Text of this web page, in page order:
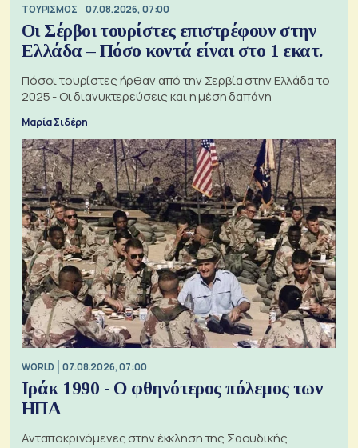
ΤΟΥΡΙΣΜΟΣ 07.08.2026, 07:00
Οι Σέρβοι τουρίστες επιστρέφουν στην
Ελλάδα – Πόσο κοντά είναι στο 1 εκατ.
Πόσοι τουρίστες ήρθαν από την Σερβία στην Ελλάδα το
2025 - Οι διανυκτερεύσεις και η μέση δαπάνη
Μαρία Σιδέρη
WORLD 07.08.2026, 07:00
Ιράκ 1990 - Ο φθηνότερος πόλεμος των
ΗΠΑ
Ανταποκρινόμενες στην έκκληση της Σαουδικής